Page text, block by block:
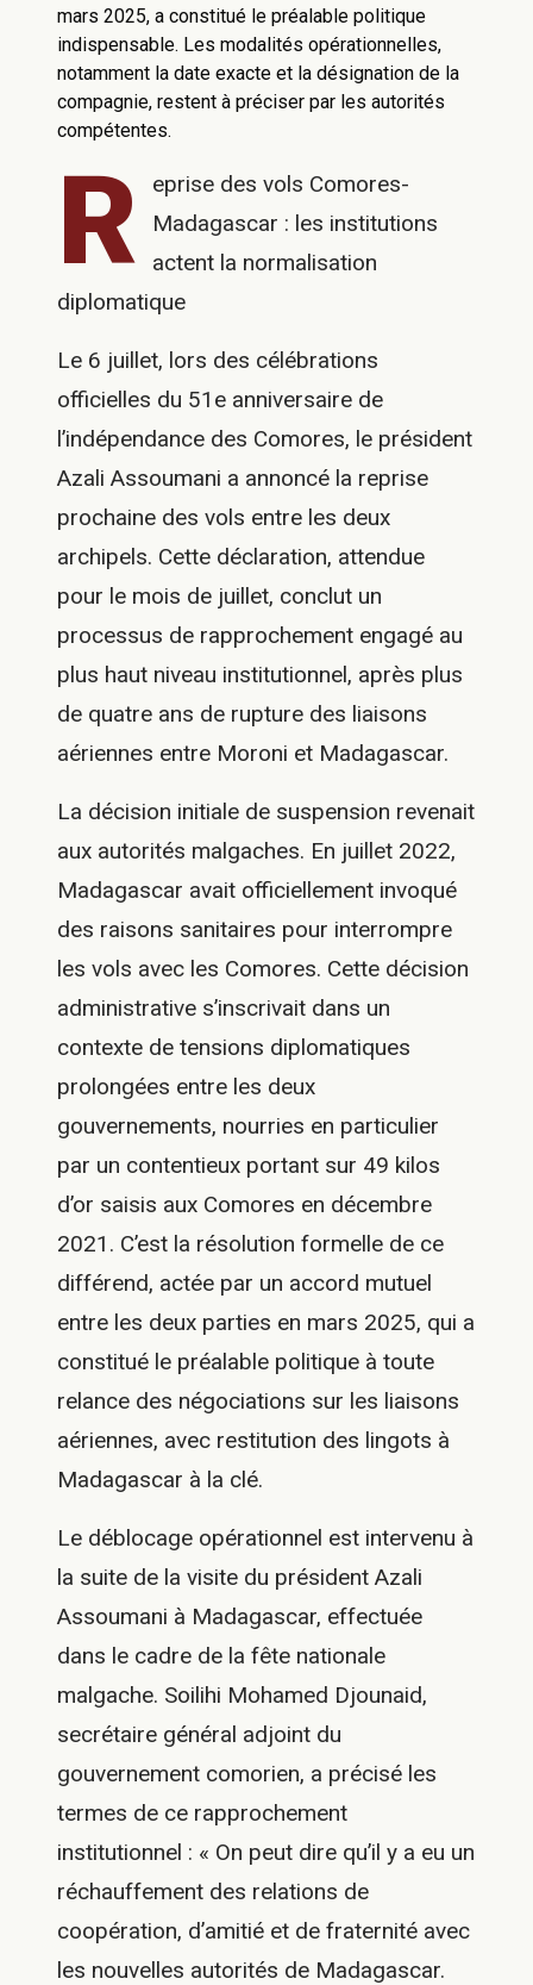
mars 2025, a constitué le préalable politique
indispensable. Les modalités opérationnelles,
notamment la date exacte et la désignation de la
compagnie, restent à préciser par les autorités
compétentes.
R
eprise des vols Comores-
Madagascar : les institutions
actent la normalisation
diplomatique
Le 6 juillet, lors des célébrations
officielles du 51e anniversaire de
l’indépendance des Comores, le président
Azali Assoumani a annoncé la reprise
prochaine des vols entre les deux
archipels. Cette déclaration, attendue
pour le mois de juillet, conclut un
processus de rapprochement engagé au
plus haut niveau institutionnel, après plus
de quatre ans de rupture des liaisons
aériennes entre Moroni et Madagascar.
La décision initiale de suspension revenait
aux autorités malgaches. En juillet 2022,
Madagascar avait officiellement invoqué
des raisons sanitaires pour interrompre
les vols avec les Comores. Cette décision
administrative s’inscrivait dans un
contexte de tensions diplomatiques
prolongées entre les deux
gouvernements, nourries en particulier
par un contentieux portant sur 49 kilos
d’or saisis aux Comores en décembre
2021. C’est la résolution formelle de ce
différend, actée par un accord mutuel
entre les deux parties en mars 2025, qui a
constitué le préalable politique à toute
relance des négociations sur les liaisons
aériennes, avec restitution des lingots à
Madagascar à la clé.
Le déblocage opérationnel est intervenu à
la suite de la visite du président Azali
Assoumani à Madagascar, effectuée
dans le cadre de la fête nationale
malgache. Soilihi Mohamed Djounaid,
secrétaire général adjoint du
gouvernement comorien, a précisé les
termes de ce rapprochement
institutionnel : « On peut dire qu’il y a eu un
réchauffement des relations de
coopération, d’amitié et de fraternité avec
les nouvelles autorités de Madagascar.